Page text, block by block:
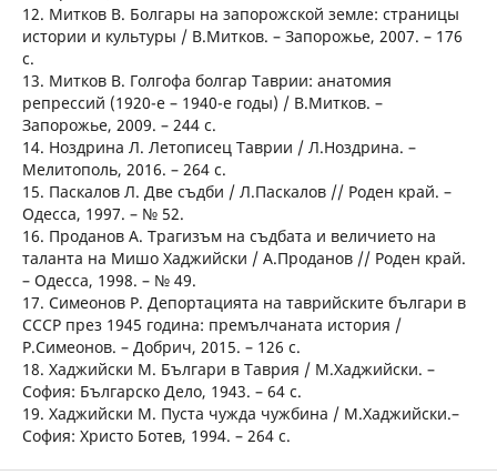
12. Митков В. Болгары на запорожской земле: страницы
истории и культуры / В.Митков. – Запорожье, 2007. – 176
с.
13. Митков В. Голгофа болгар Таврии: анатомия
репрессий (1920-е – 1940-е годы) / В.Митков. –
Запорожье, 2009. – 244 с.
14. Ноздрина Л. Летописец Таврии / Л.Ноздрина. –
Мелитополь, 2016. – 264 с.
15. Паскалов Л. Две съдби / Л.Паскалов // Роден край. –
Одесса, 1997. – № 52.
16. Проданов А. Трагизъм на съдбата и величието на
таланта на Мишо Хаджийски / А.Проданов // Роден край.
– Одесса, 1998. – № 49.
17. Симеонов Р. Депортацията на таврийските българи в
СССР през 1945 година: премълчаната история /
Р.Симеонов. – Добрич, 2015. – 126 с.
18. Хаджийски М. Българи в Таврия / М.Хаджийски. –
София: Българско Дело, 1943. – 64 с.
19. Хаджийски М. Пуста чужда чужбина / М.Хаджийски.–
София: Христо Ботев, 1994. – 264 с.